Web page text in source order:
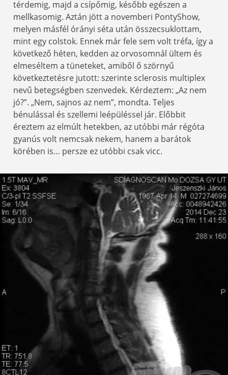
térdemig, majd a csípőmig, később egészen a
mellkasomig. Aztán jött a novemberi PontyShow,
melyen másfél órányi séta után összecsuklottam,
mint egy colstok. Ennek már fele sem volt tréfa, így a
következő héten, kedden az orvosomnál ültem és
elmeséltem a tüneteket, amiből ő szörnyű
következtetésre jutott: szerinte sclerosis multiplex
nevű betegségben szenvedek. Kérdeztem: „Az nem
jó?”. „Nem, sajnos az nem”, mondta. Teljes
bénulással és szellemi leépüléssel jár. Előbbit
éreztem az elmúlt hetekben, az utóbbi már régóta
gyanús volt nemcsak nekem, hanem a barátok
körében is… persze ez utóbbi csak vicc.